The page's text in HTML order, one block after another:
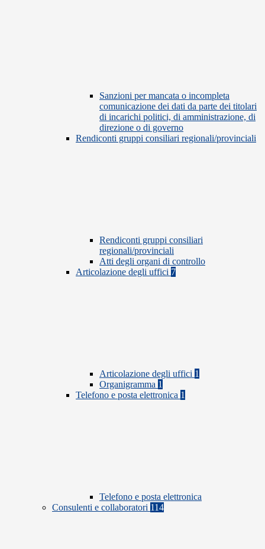
Sanzioni per mancata o incompleta
comunicazione dei dati da parte dei titolari
di incarichi politici, di amministrazione, di
direzione o di governo
Rendiconti gruppi consiliari regionali/provinciali
Rendiconti gruppi consiliari
regionali/provinciali
Atti degli organi di controllo
Articolazione degli uffici 7
Articolazione degli uffici 1
Organigramma 1
Telefono e posta elettronica 1
Telefono e posta elettronica
Consulenti e collaboratori 114